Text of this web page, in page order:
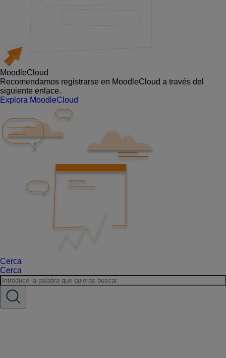
MoodleCloud
Recomendamos registrarse en MoodleCloud a través del
siguiente enlace.
Explora MoodleCloud
Cerca
Cerca